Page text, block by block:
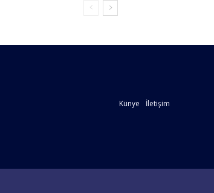
Künye İletişim